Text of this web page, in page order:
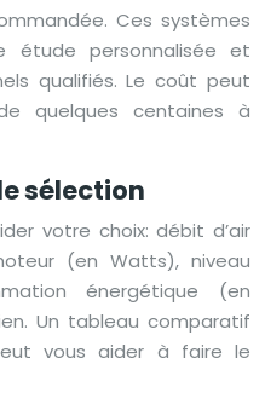
Ces systèmes
étude personnalisée et
qualifiés. Le coût peut
quelques centaines à
sélection
votre choix: débit d’air
(en Watts), niveau
énergétique (en
Un tableau comparatif
vous aider à faire le